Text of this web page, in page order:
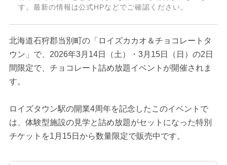
す。最新の情報は公式HPなどでご確認ください。
北海道石狩郡当別町の「ロイズカカオ＆チョコレートタ
ウン」で、2026年3月14日（土）・3月15日（日）の2日
間限定で、チョコレート詰め放題イベントが開催されま
す。
ロイズタウン駅の開業4周年を記念したこのイベントで
は、体験型施設の見学と詰め放題がセットになった特別
チケットを1月15日から数量限定で販売中です。